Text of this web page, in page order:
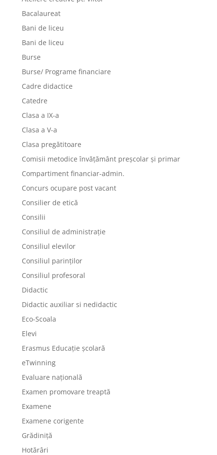
Bacalaureat
Bani de liceu
Bani de liceu
Burse
Burse/ Programe financiare
Cadre didactice
Catedre
Clasa a IX-a
Clasa a V-a
Clasa pregătitoare
Comisii metodice învățământ preșcolar și primar
Compartiment financiar-admin.
Concurs ocupare post vacant
Consilier de etică
Consilii
Consiliul de administrație
Consiliul elevilor
Consiliul parinților
Consiliul profesoral
Didactic
Didactic auxiliar si nedidactic
Eco-Scoala
Elevi
Erasmus Educație școlară
eTwinning
Evaluare națională
Examen promovare treaptă
Examene
Examene corigente
Grădiniță
Hotărâri